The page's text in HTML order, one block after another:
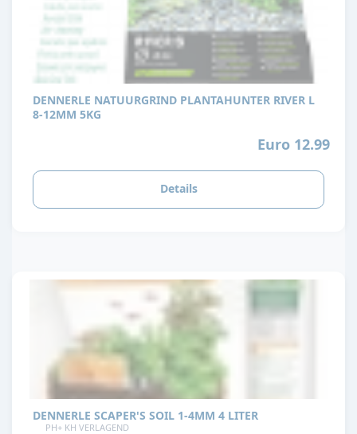
DENNERLE NATUURGRIND PLANTAHUNTER RIVER L
8-12MM 5KG
Euro 12.99
Details
DENNERLE SCAPER'S SOIL 1-4MM 4 LITER
PH+ KH VERLAGEND